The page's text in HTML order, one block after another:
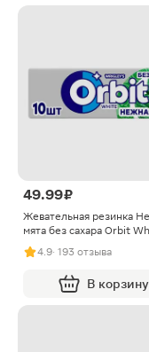
49.99 ₽
Жевательная резинка
мята без сахара Orbit
13.6г
4.9· 193 отзыва
В корзину